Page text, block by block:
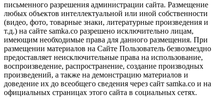
письменного разрешения администрации сайта. Размещение
любых объектов интеллектуальной или иной собственности
(видео, фото, товарные знаки, литературные произведения и
т.д.) на сайте samka.co разрешено исключительно лицам,
имеющим необходимые права для данного размещения. При
размещении материалов на Сайте Пользователь безвозмездно
предоставляет неисключительные права на использование,
воспроизведение, распространение, создание производных
произведений, а также на демонстрацию материалов и
доведение их до всеобщего сведения через сайт samka.co и на
официальных страницах этого сайта в социальных сетях.